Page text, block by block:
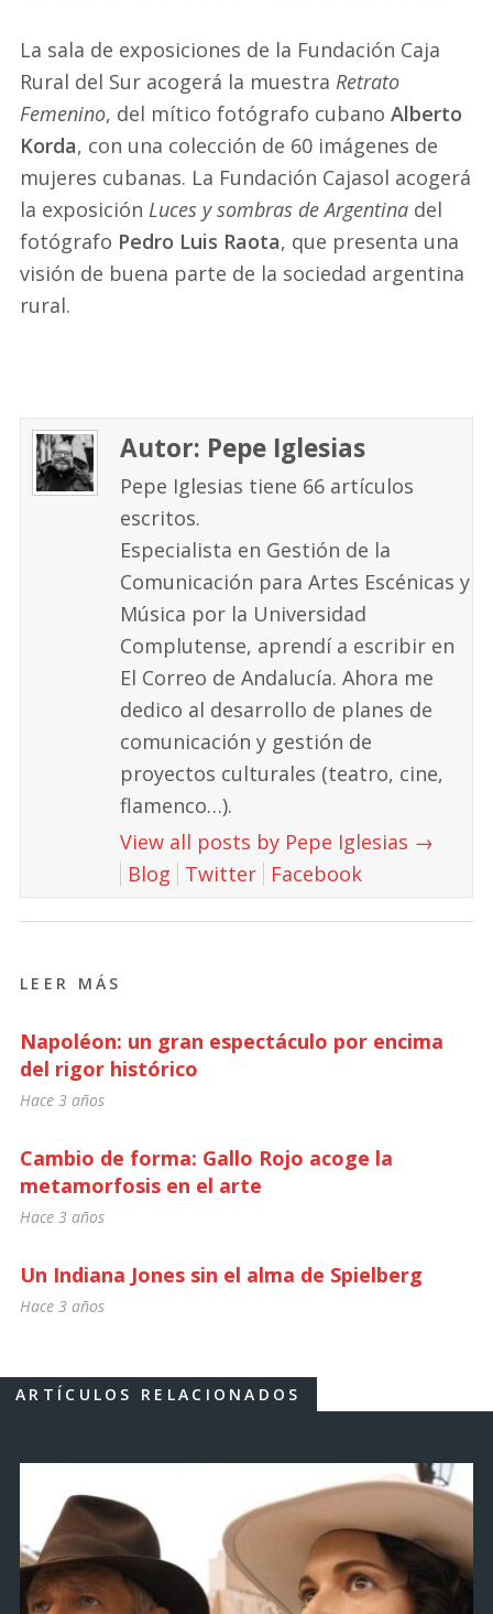
La sala de exposiciones de la Fundación Caja
Rural del Sur acogerá la muestra Retrato
Femenino, del mítico fotógrafo cubano Alberto
Korda, con una colección de 60 imágenes de
mujeres cubanas. La Fundación Cajasol acogerá
la exposición Luces y sombras de Argentina del
fotógrafo Pedro Luis Raota, que presenta una
visión de buena parte de la sociedad argentina
rural.
Autor: Pepe Iglesias
Pepe Iglesias tiene 66 artículos
escritos.
Especialista en Gestión de la
Comunicación para Artes Escénicas y
Música por la Universidad
Complutense, aprendí a escribir en
El Correo de Andalucía. Ahora me
dedico al desarrollo de planes de
comunicación y gestión de
proyectos culturales (teatro, cine,
flamenco…).
View all posts by Pepe Iglesias →
Blog
Twitter Facebook
LEER MÁS
Napoléon: un gran espectáculo por encima
del rigor histórico
Hace 3 años
Cambio de forma: Gallo Rojo acoge la
metamorfosis en el arte
Hace 3 años
Un Indiana Jones sin el alma de Spielberg
Hace 3 años
ARTÍCULOS RELACIONADOS